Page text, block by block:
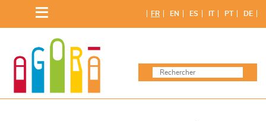
content
FR EN ES IT PT DE